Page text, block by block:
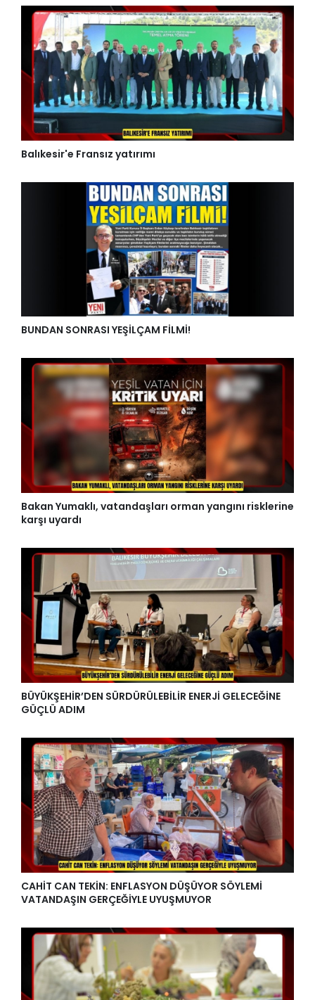
Balıkesir'e Fransız yatırımı
BUNDAN SONRASI YEŞİLÇAM FİLMİ!
Bakan Yumaklı, vatandaşları orman yangını risklerine
karşı uyardı
BÜYÜKŞEHİR’DEN SÜRDÜRÜLEBİLİR ENERJİ GELECEĞİNE
GÜÇLÜ ADIM
CAHİT CAN TEKİN: ENFLASYON DÜŞÜYOR SÖYLEMİ
VATANDAŞIN GERÇEĞİYLE UYUŞMUYOR